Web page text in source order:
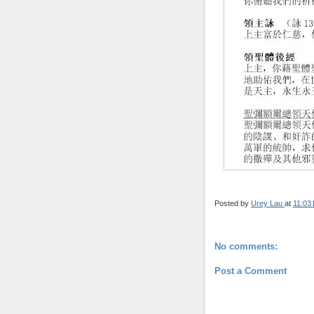
Posted by Urey Lau at 11:03
No comments:
Post a Comment